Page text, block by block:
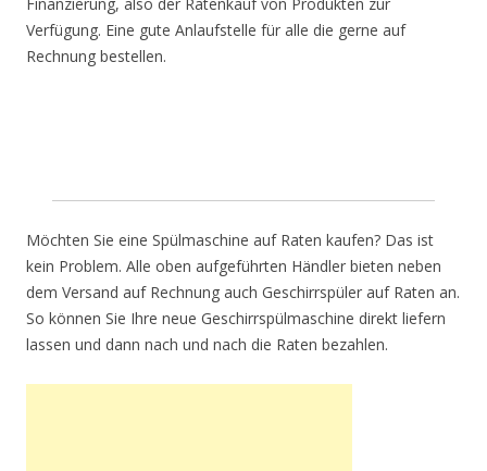
Verfügung. Eine gute Anlaufstelle für alle die gerne auf
Rechnung bestellen.
Möchten Sie eine Spülmaschine auf Raten kaufen? Das ist
kein Problem. Alle oben aufgeführten Händler bieten neben
dem Versand auf Rechnung auch Geschirrspüler auf Raten an.
So können Sie Ihre neue Geschirrspülmaschine direkt liefern
lassen und dann nach und nach die Raten bezahlen.